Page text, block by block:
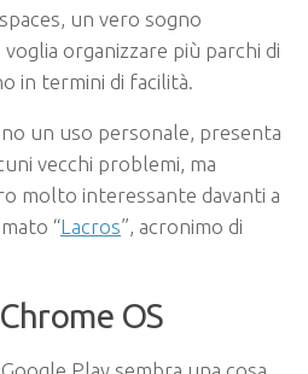
un vero sogno
organizzare più parchi di
in termini di facilità.
un uso personale, presenta
vecchi problemi, ma
molto interessante davanti a
“Lacros”, acronimo di
OS